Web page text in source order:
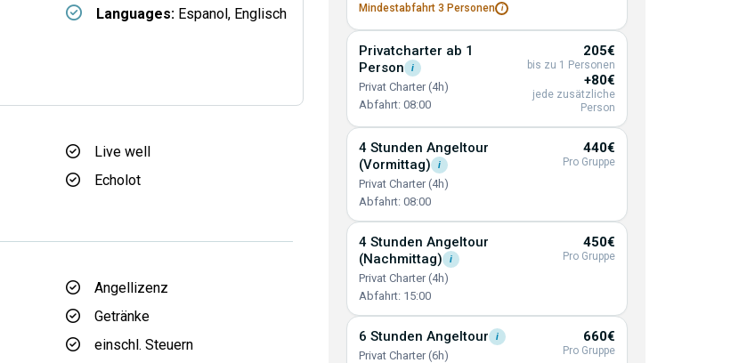
Languages:Espanol, Englisch
Live well
Echolot
Angellizenz
Getränke
einschl. Steuern
Mindestabfahrt 3 Personen i
Privatcharter ab 1
Person
i
Privat Charter (4h)
Abfahrt: 08:00
205€
bis zu 1 Personen
+80€
jede zusätzliche
Person
4 Stunden Angeltour
(Vormittag)
i
Privat Charter (4h)
Abfahrt: 08:00
440€
Pro Gruppe
4 Stunden Angeltour
(Nachmittag)
i
Privat Charter (4h)
Abfahrt: 15:00
450€
Pro Gruppe
6 Stunden Angeltour i
Privat Charter (6h)
660€
Pro Gruppe